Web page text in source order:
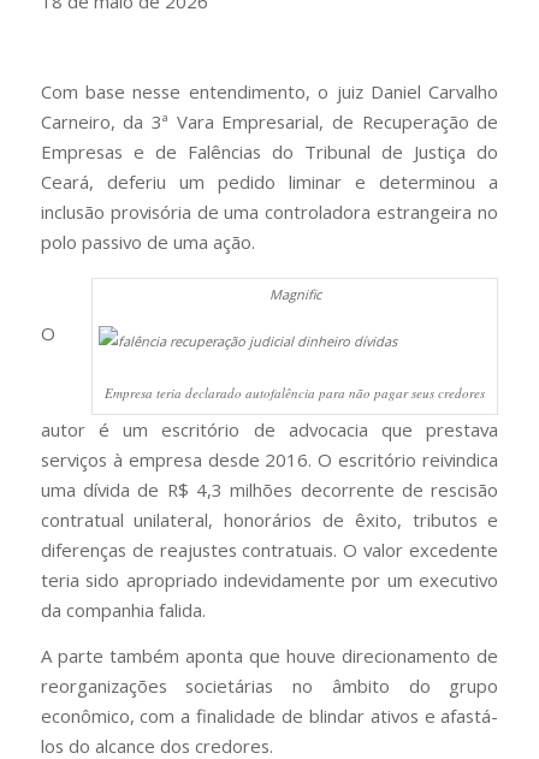
Com base nesse entendimento, o juiz Daniel Carvalho
Carneiro, da 3ª Vara Empresarial, de Recuperação de
Empresas e de Falências do Tribunal de Justiça do
Ceará, deferiu um pedido liminar e determinou a
inclusão provisória de uma controladora estrangeira no
polo passivo de uma ação.
Magnific
Empresa teria declarado autofalência para não pagar seus credores
O
autor é um escritório de advocacia que prestava
serviços à empresa desde 2016. O escritório reivindica
uma dívida de R$ 4,3 milhões decorrente de rescisão
contratual unilateral, honorários de êxito, tributos e
diferenças de reajustes contratuais. O valor excedente
teria sido apropriado indevidamente por um executivo
da companhia falida.
A parte também aponta que houve direcionamento de
reorganizações societárias no âmbito do grupo
econômico, com a finalidade de blindar ativos e afastá-
los do alcance dos credores.